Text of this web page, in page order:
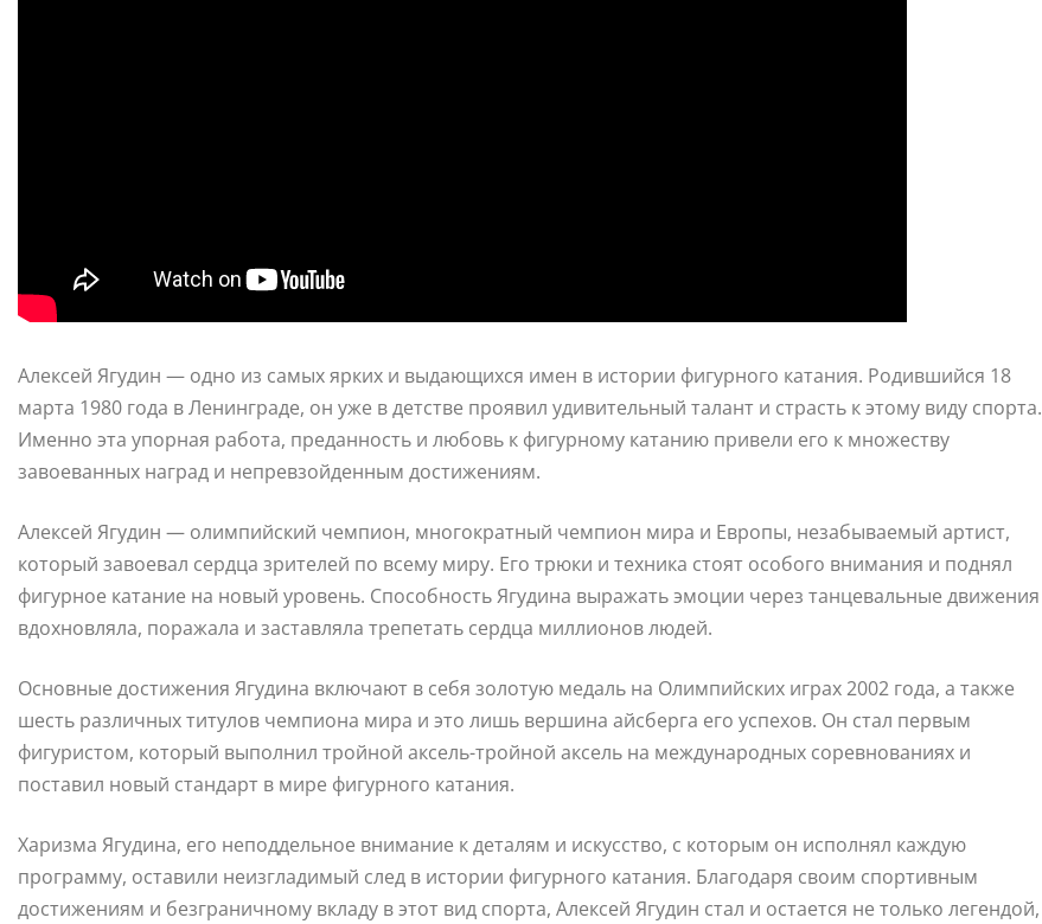
Алексей Ягудин — одно из самых ярких и выдающихся имен в истории фигурного катания. Родившийся 18
марта 1980 года в Ленинграде, он уже в детстве проявил удивительный талант и страсть к этому виду спорта.
Именно эта упорная работа, преданность и любовь к фигурному катанию привели его к множеству
завоеванных наград и непревзойденным достижениям.
Алексей Ягудин — олимпийский чемпион, многократный чемпион мира и Европы, незабываемый артист,
который завоевал сердца зрителей по всему миру. Его трюки и техника стоят особого внимания и поднял
фигурное катание на новый уровень. Способность Ягудина выражать эмоции через танцевальные движения
вдохновляла, поражала и заставляла трепетать сердца миллионов людей.
Основные достижения Ягудина включают в себя золотую медаль на Олимпийских играх 2002 года, а также
шесть различных титулов чемпиона мира и это лишь вершина айсберга его успехов. Он стал первым
фигуристом, который выполнил тройной аксель-тройной аксель на международных соревнованиях и
поставил новый стандарт в мире фигурного катания.
Харизма Ягудина, его неподдельное внимание к деталям и искусство, с которым он исполнял каждую
программу, оставили неизгладимый след в истории фигурного катания. Благодаря своим спортивным
достижениям и безграничному вкладу в этот вид спорта, Алексей Ягудин стал и остается не только легендой,